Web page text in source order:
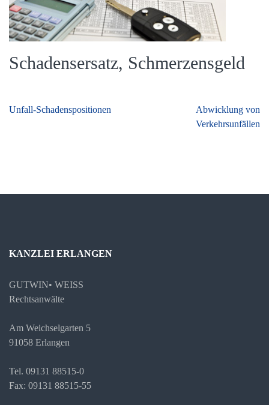
Schadensersatz, Schmerzensgeld
Beitragsnavigation
Unfall-Schadenspositionen
Abwicklung von
Verkehrsunfällen
KANZLEI ERLANGEN
GUTWIN• WEISS
Rechtsanwälte
Am Weichselgarten 5
91058 Erlangen
Tel. 09131 88515-0
Fax: 09131 88515-55